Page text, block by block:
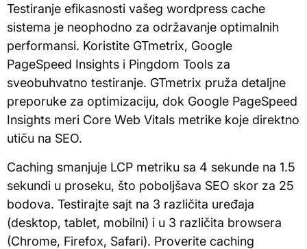
Testiranje efikasnosti vašeg wordpress cache
sistema je neophodno za održavanje optimalnih
performansi. Koristite GTmetrix, Google
PageSpeed Insights i Pingdom Tools za
sveobuhvatno testiranje. GTmetrix pruža detaljne
preporuke za optimizaciju, dok Google PageSpeed
Insights meri Core Web Vitals metrike koje direktno
utiču na SEO.
Caching smanjuje LCP metriku sa 4 sekunde na 1.5
sekundi u proseku, što poboljšava SEO skor za 25
bodova. Testirajte sajt na 3 različita uređaja
(desktop, tablet, mobilni) i u 3 različita browsera
(Chrome, Firefox, Safari). Proverite caching